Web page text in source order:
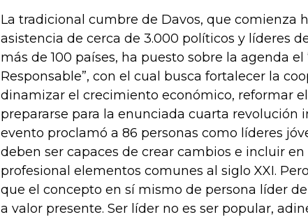
La tradicional cumbre de Davos, que comienza
asistencia de cerca de 3.000 políticos y líderes
más de 100 países, ha puesto sobre la agenda
Responsable”, con el cual busca fortalecer la
dinamizar el crecimiento económico, reformar
prepararse para la enunciada cuarta revolución
evento proclamó a 86 personas como líderes
deben ser capaces de crear cambios e incluir en
profesional elementos comunes al siglo XXI.
que el concepto en sí mismo de persona líder
a valor presente. Ser líder no es ser popular,